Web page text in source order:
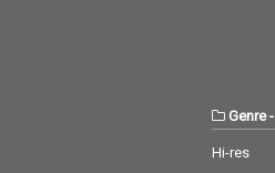
Genre-
Hi-res